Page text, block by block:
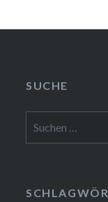
SUCHE
nach: